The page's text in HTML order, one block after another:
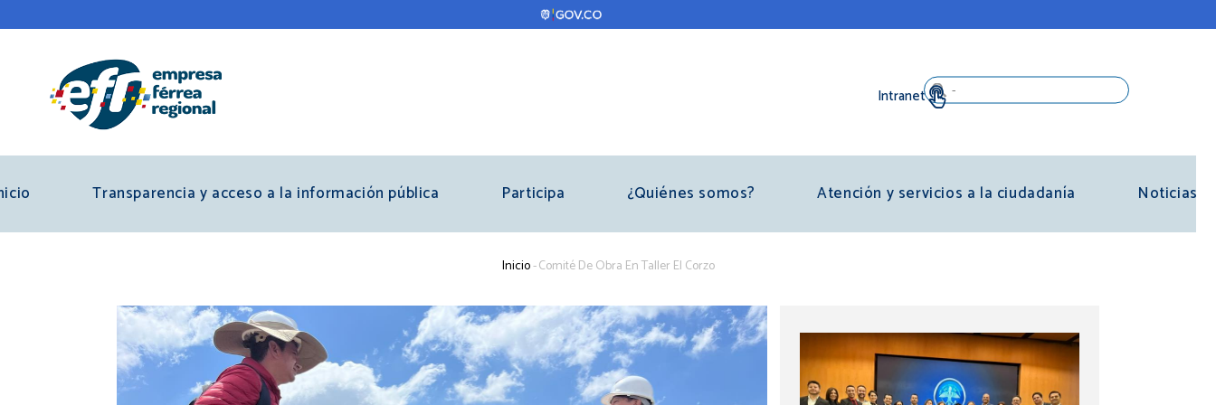
contenido
Transparencia y acceso a la información pública Participa ¿Quiénes somos? Atención y servicios a la ciudadanía Noticias
Sobrescribir
enlaces
de
ayuda
a
Inicio-Comité De Obra En Taller El Corzo